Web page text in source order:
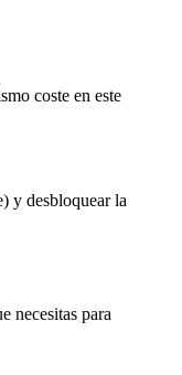
coste en este
y desbloquear la
necesitas para